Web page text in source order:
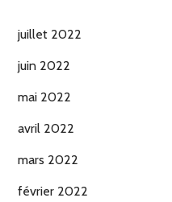
juillet 2022
juin 2022
mai 2022
avril 2022
mars 2022
février 2022